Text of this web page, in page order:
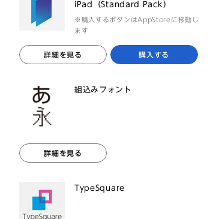
iPad（Standard Pack）
※購入するボタンはAppStoreに移動し
ます
詳細を見る 購入する
組込みフォント
詳細を見る
TypeSquare